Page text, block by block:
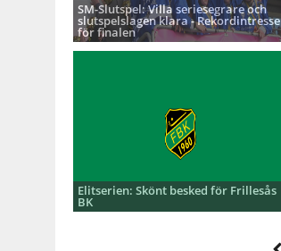
SM-Slutspel: Villa seriesegrare och
slutspelslagen klara - Rekordintresse
för finalen
Elitserien: Skönt besked för Frillesås
BK